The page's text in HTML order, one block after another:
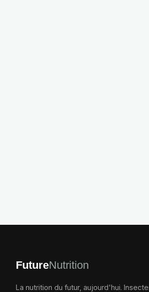
FutureNutrition
La nutrition du futur, aujourd'hui.